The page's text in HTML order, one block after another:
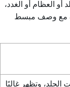
العظام أو الغدد،
مع وصف مبسط
الجلد، وتظهر غالبًا